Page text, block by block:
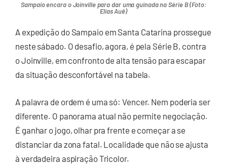
Sampaio encara o Joinville para dar uma guinada na Série B (Foto:
Elias Auê)
A expedição do Sampaio em Santa Catarina prossegue
neste sábado. O desafio, agora, é pela Série B, contra
o Joinville, em confronto de alta tensão para escapar
da situação desconfortável na tabela.
A palavra de ordem é uma só: Vencer. Nem poderia ser
diferente. O panorama atual não permite negociação.
É ganhar o jogo, olhar pra frente e começar a se
distanciar da zona fatal. Localidade que não se ajusta
à verdadeira aspiração Tricolor.